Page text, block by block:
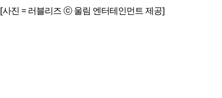
[사진 = 러블리즈 ⓒ 울림 엔터테인먼트 제공]